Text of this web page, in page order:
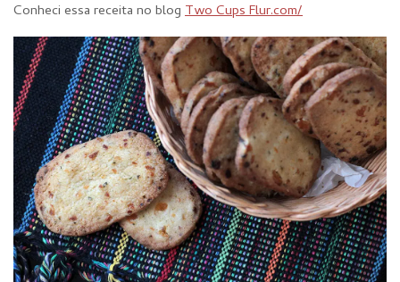
Conheci essa receita no blog Two Cups Flur.com/